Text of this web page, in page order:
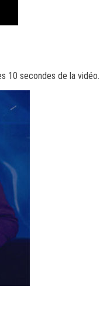
10 secondes de la vidéo.